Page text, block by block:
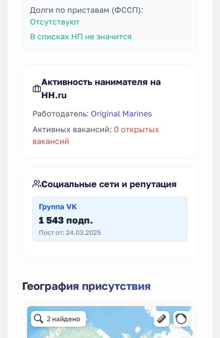
Долги по приставам (ФССП):
Отсутствуют
В списках НП не значится
Активность нанимателя на
HH.ru
Работодатель: Original Marines
Активных вакансий: 0 открытых
вакансий
Социальные сети и репутация
Группа VK
1 543 подп.
Пост от: 24.03.2025
География присутствия